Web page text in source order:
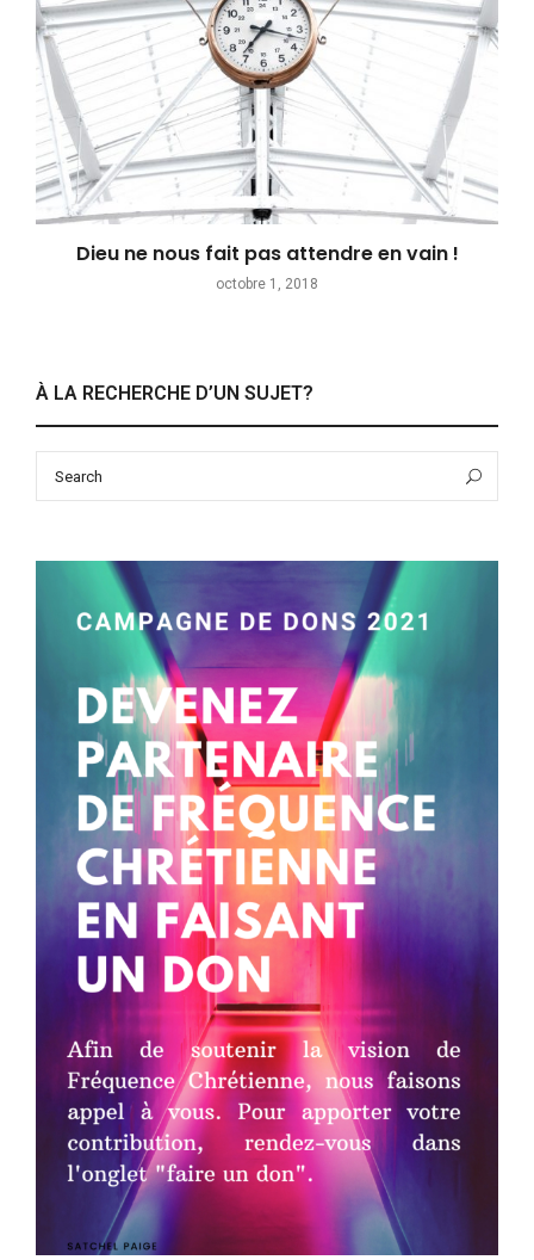
Dieu ne nous fait pas attendre en vain !
octobre 1, 2018
À LA RECHERCHE D’UN SUJET?